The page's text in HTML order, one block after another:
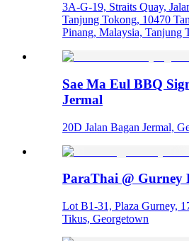
3A-G-19, Straits Quay,
Tanjung Tokong, 10470
Pinang, Malaysia, Tanjung
Sae Ma Eul BBQ
Jermal
20D Jalan Bagan Jermal,
ParaThai @ Gurney
Lot B1-31, Plaza Gurney,
Tikus, Georgetown